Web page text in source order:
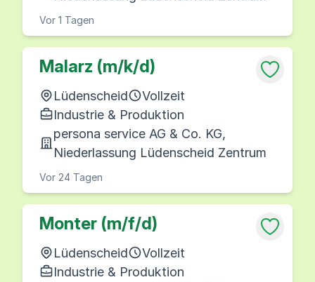
Vor 1 Tagen
Malarz (m/k/d)
Lüdenscheid
Vollzeit
Industrie & Produktion
persona service AG & Co. KG,
Niederlassung Lüdenscheid Zentrum
Vor 24 Tagen
Monter (m/f/d)
Lüdenscheid
Vollzeit
Industrie & Produktion